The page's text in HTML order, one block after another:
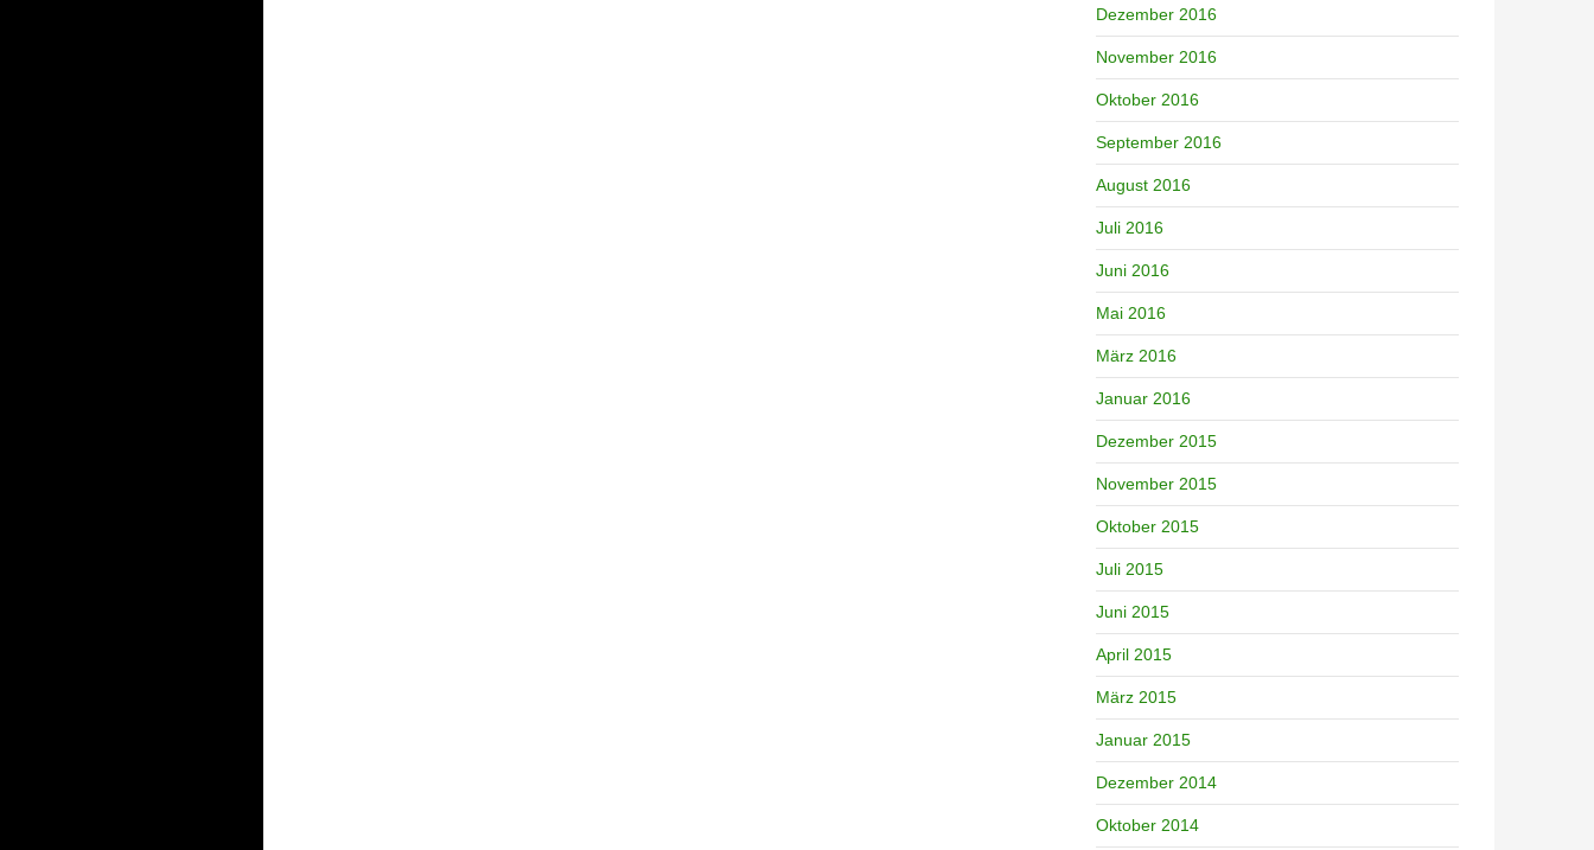
Dezember 2016
November 2016
Oktober 2016
September 2016
August 2016
Juli 2016
Juni 2016
Mai 2016
März 2016
Januar 2016
Dezember 2015
November 2015
Oktober 2015
Juli 2015
Juni 2015
April 2015
März 2015
Januar 2015
Dezember 2014
Oktober 2014